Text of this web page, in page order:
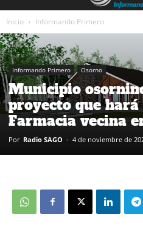
Inicio Informando Primero
Informando Primero Osorno
Municipio
proyecto que
Farmacia vecina
Por Radio SAGO - 4 de noviembre de